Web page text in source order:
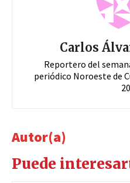
Carlos
Reportero del
periódico Noroeste de
Autor(a)
Puede